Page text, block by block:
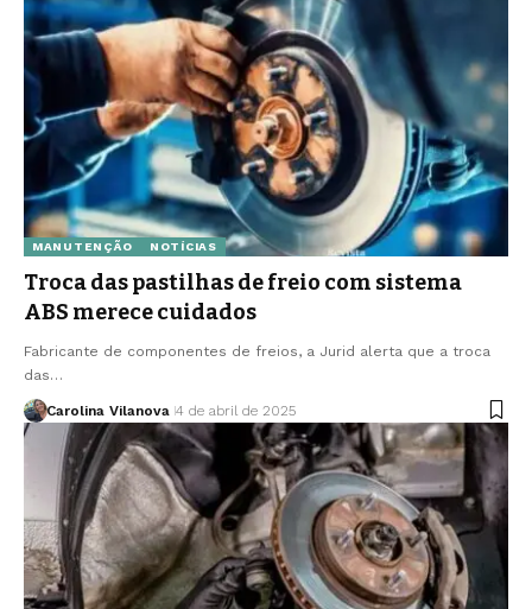
MANUTENÇÃO NOTÍCIAS
Troca das pastilhas de freio com sistema
ABS merece cuidados
Fabricante de componentes de freios, a Jurid alerta que a troca
das…
Carolina Vilanova 4 de abril de 2025